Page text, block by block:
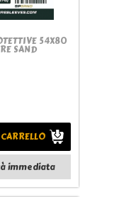
54X80
SAND
immediata